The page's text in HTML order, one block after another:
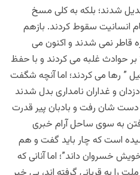
شدند؛ بلکه به کلی مسخ
انسانیت سقوط کردند. بازهم
قاطر نمی شدند و اکنون می
بر حوادث غلبه می کردند و با حفظ
” رها می کردند؛ اما آنچه شگفت
و غداران نامداری بدل شدند
شان رفت و بادبان پیر قدرت
به سوی ساحل آرام خبری
است که چار باید گفت و هم
خسروان داند”؛ اما آنانی که